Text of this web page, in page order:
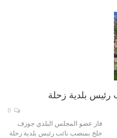
بلدية زحلة
فاز عضو المجلس البلدي جوزف
جلخ بمنصب نائب رئيس بلدية زحلة